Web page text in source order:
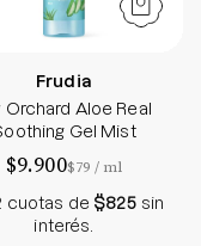
Frudia
Orchard Aloe Real
Gel Mist
$9.900$79 / por
ml
cuotas de $825 sin
interés.